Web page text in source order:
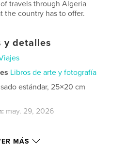
travels through Algeria
the country has to offer.
y detalles
Libros de arte y fotografía
estándar, 25×20 cm
may. 29, 2026
MÁS